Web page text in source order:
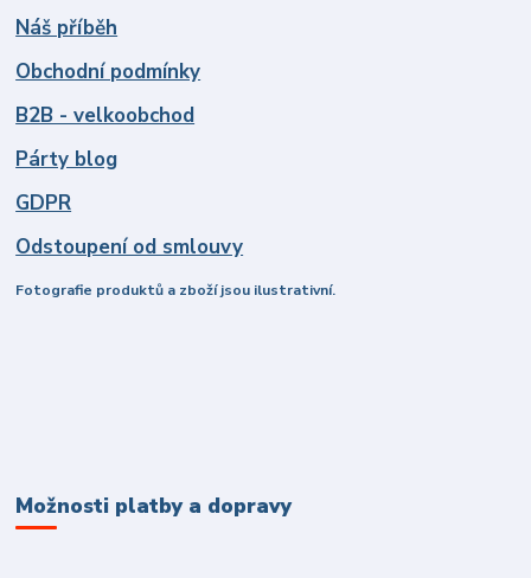
Náš příběh
Obchodní podmínky
B2B - velkoobchod
Párty blog
GDPR
Odstoupení od smlouvy
Fotografie produktů a zboží jsou ilustrativní.
Možnosti platby a dopravy